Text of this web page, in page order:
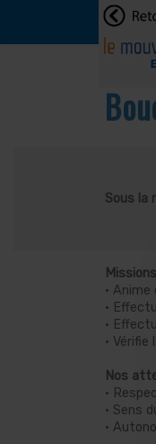
Sous la
· Anime
·
·
·
Nos
·
· Sens
·